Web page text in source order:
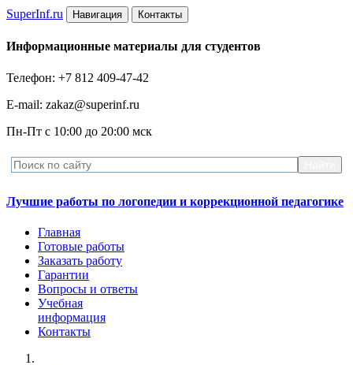
SuperInf.ru Навигация Контакты
Информационные материалы для студентов
Телефон: +7 812 409-47-42
E-mail: zakaz@superinf.ru
Пн-Пт с 10:00 до 20:00 мск
Лучшие работы по логопедии и коррекционной педагогике
Главная
Готовые работы
Заказать работу
Гарантии
Вопросы и ответы
Учебная
информация
Контакты